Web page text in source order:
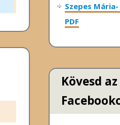
Szepes
PDF
Kövesd